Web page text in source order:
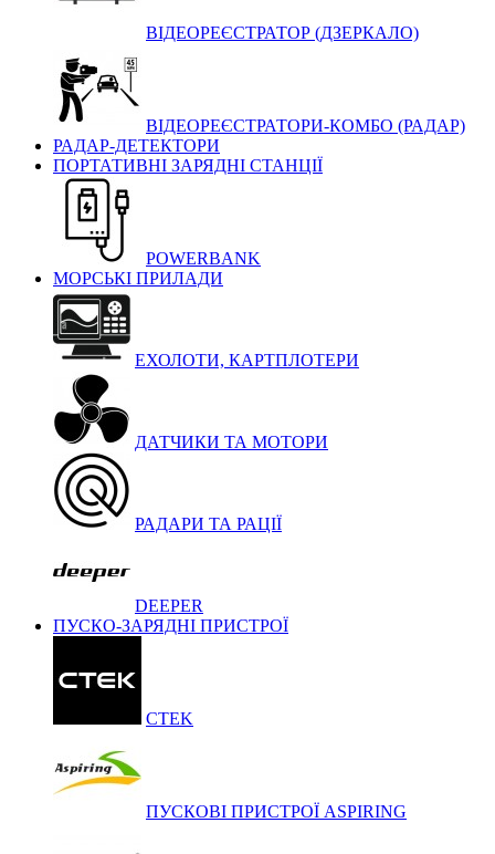
ВІДЕОРЕЄСТРАТОР (ДЗЕРКАЛО)
ВІДЕОРЕЄСТРАТОРИ-КОМБО (РАДАР)
РАДАР-ДЕТЕКТОРИ
ПОРТАТИВНІ ЗАРЯДНІ СТАНЦІЇ
POWERBANK
МОРСЬКІ ПРИЛАДИ
ЕХОЛОТИ, КАРТПЛОТЕРИ
ДАТЧИКИ ТА МОТОРИ
РАДАРИ ТА РАЦІЇ
DEEPER
ПУСКО-ЗАРЯДНІ ПРИСТРОЇ
CTEK
ПУСКОВІ ПРИСТРОЇ ASPIRING